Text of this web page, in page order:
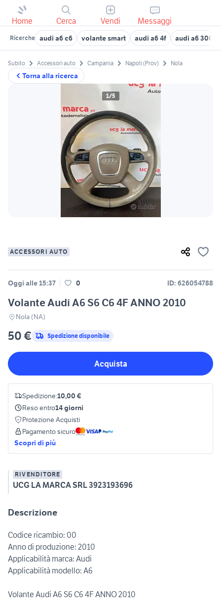
Home Cerca Vendi Messaggi
Ricerche audi a6 c6 volante smart audi a6 4f audi a6 3000
Torna alla ricerca
Subito Accessori auto Campania Napoli (Prov) Nola
1/5
ACCESSORI AUTO
Oggi alle 15:37 0 ID: 626054788
Volante Audi A6 S6 C6 4F ANNO 2010
Nola (NA)
50 € Spedizione disponibile
Acquista
Spedizione:10,00 €
Reso entro14 giorni
Protezione Acquisti
Pagamento sicuro
Scopri di più
RIVENDITORE
UCG LA MARCA SRL 3923193696
Descrizione
Codice ricambio: 00
Anno di produzione: 2010
Applicabilità marca: Audi
Applicabilità modello: A6
Volante Audi A6 S6 C6 4F ANNO 2010